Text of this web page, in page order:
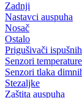
Zadnji
Nastavci auspuha
Nosač
Ostalo
Prigušivači
Senzori
Senzori tlaka
Stezaljke
Zaštita auspuha